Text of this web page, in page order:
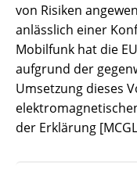
von Risiken
anlässlich einer
Mobilfunk hat die
aufgrund der
Umsetzung dieses
der Erklärung